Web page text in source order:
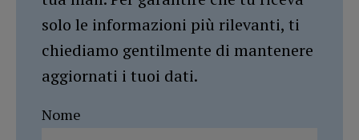
solo le informazioni più rilevanti, ti
chiediamo gentilmente di mantenere
aggiornati i tuoi dati.
Nome